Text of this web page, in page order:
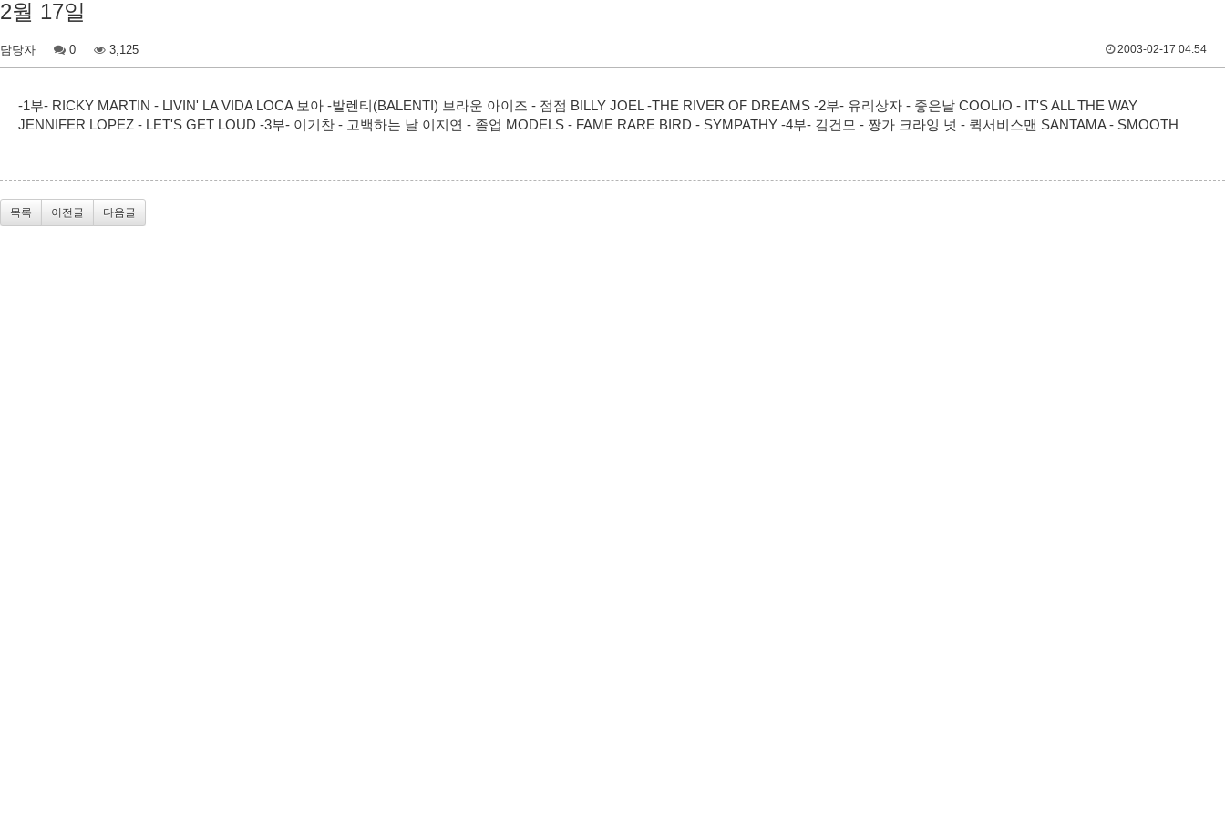
2월 17일
담당자 0 3,125 2003-02-17 04:54
-1부- RICKY MARTIN - LIVIN' LA VIDA LOCA 보아 -발렌티(BALENTI) 브라운 아이즈 - 점점 BILLY JOEL -THE RIVER OF DREAMS -2부- 유리상자 - 좋은날 COOLIO - IT'S ALL THE WAY
JENNIFER LOPEZ - LET'S GET LOUD -3부- 이기찬 - 고백하는 날 이지연 - 졸업 MODELS - FAME RARE BIRD - SYMPATHY -4부- 김건모 - 짱가 크라잉 넛 - 퀵서비스맨 SANTAMA - SMOOTH
목록 이전글 다음글